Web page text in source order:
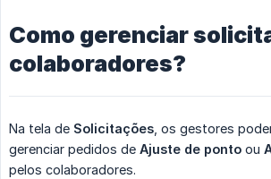
Como gerenciar
colaboradores?
Na tela de Solicitações , os gestores
gerenciar pedidos de Ajuste de ponto ou
pelos colaboradores.